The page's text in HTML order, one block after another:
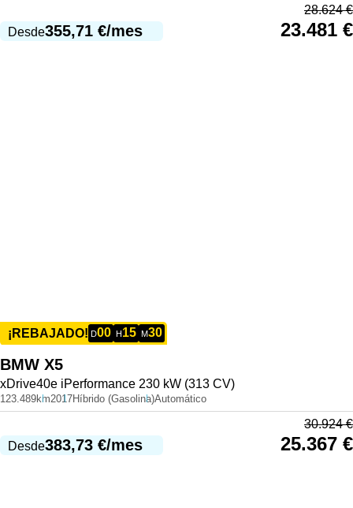
Desde355,71 €/mes
28.624€
23.481 €
¡REBAJADO! D00 H 15 M30
BMW X5
xDrive40e iPerformance 230 kW (313 CV)
123.489km2017Híbrido (Gasolina)Automático
Desde383,73 €/mes
30.924€
25.367 €